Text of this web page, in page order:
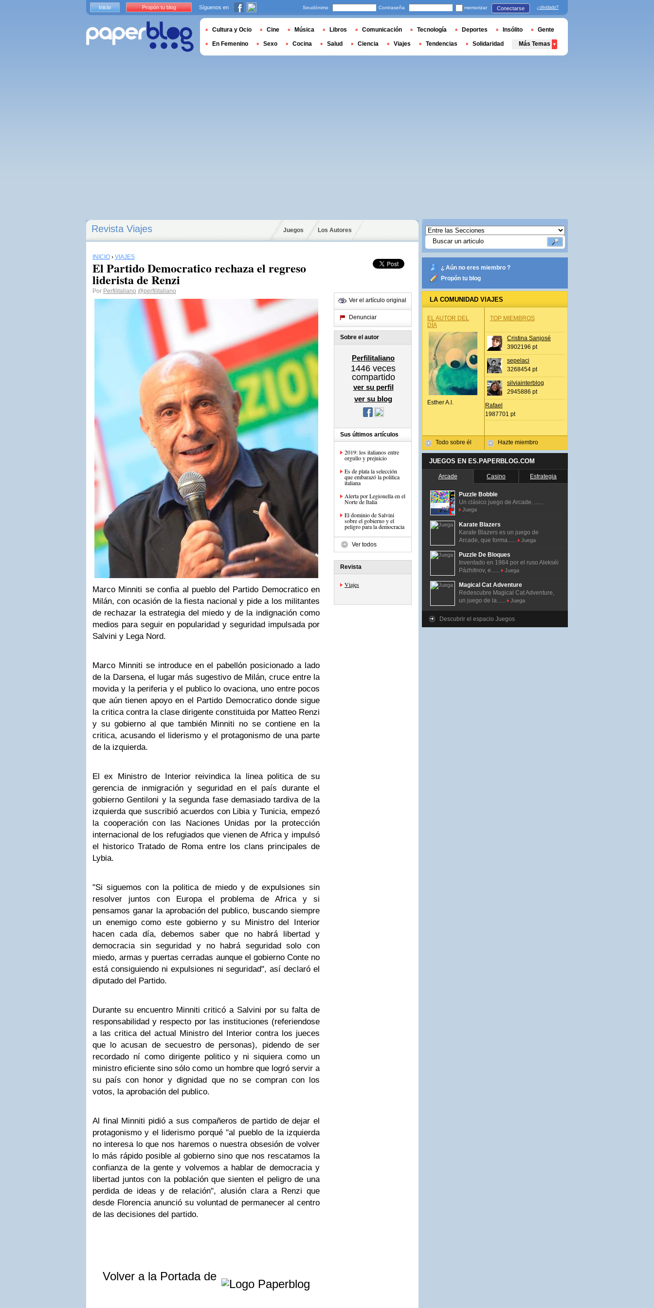
Revista Viajes Juegos Los Autores
INICIO › VIAJES
El Partido Democratico rechaza el regreso
liderista de Renzi
Por Perfilitaliano @perfilitaliano
Marco Minniti se confia al pueblo del Partido Democratico en
Milán, con ocasión de la fiesta nacional y pide a los militantes
de rechazar la estrategia del miedo y de la indignación como
medios para seguir en popularidad y seguridad impulsada por
Salvini y Lega Nord.
Marco Minniti se introduce en el pabellón posicionado a lado
de la Darsena, el lugar más sugestivo de Milán, cruce entre la
movida y la periferia y el publico lo ovaciona, uno entre pocos
que aún tienen apoyo en el Partido Democratico donde sigue
la critica contra la clase dirigente constituida por Matteo Renzi
y su gobierno al que también Minniti no se contiene en la
critica, acusando el liderismo y el protagonismo de una parte
de la izquierda.
El ex Ministro de Interior reivindica la linea politica de su
gerencia de inmigración y seguridad en el país durante el
gobierno Gentiloni y la segunda fase demasiado tardiva de la
izquierda que suscribió acuerdos con Libia y Tunicia, empezó
la cooperación con las Naciones Unidas por la protección
internacional de los refugiados que vienen de Africa y impulsó
el historico Tratado de Roma entre los clans principales de
Lybia.
"Si siguemos con la politica de miedo y de expulsiones sin
resolver juntos con Europa el problema de Africa y si
pensamos ganar la aprobación del publico, buscando siempre
un enemigo como este gobierno y su Ministro del Interior
hacen cada día, debemos saber que no habrá libertad y
democracia sin seguridad y no habrá seguridad solo con
miedo, armas y puertas cerradas aunque el gobierno Conte no
está consiguiendo ni expulsiones ni seguridad", así declaró el
diputado del Partido.
Durante su encuentro Minniti criticó a Salvini por su falta de
responsabilidad y respecto por las instituciones (referiendose
a las critica del actual Ministro del Interior contra los jueces
que lo acusan de secuestro de personas), pidendo de ser
recordado ní como dirigente politico y ni siquiera como un
ministro eficiente sino sólo como un hombre que logró servir a
su país con honor y dignidad que no se compran con los
votos, la aprobación del publico.
Al final Minniti pidió a sus compañeros de partido de dejar el
protagonismo y el liderismo porqué "al pueblo de la izquierda
no interesa lo que nos haremos o nuestra obsesión de volver
lo más rápido posible al gobierno sino que nos rescatamos la
confianza de la gente y volvemos a hablar de democracia y
libertad juntos con la población que sienten el peligro de una
perdida de ideas y de relación", alusión clara a Renzi que
desde Florencia anunció su voluntad de permanecer al centro
de las decisiones del partido.
Volver a la Portada de
Ver el artículo original
Denunciar
Sobre el autor
Perfilitaliano
1446 veces
compartido
ver su perfil
ver su blog
Sus últimos artículos
2019: los italianos entre
orgullo y prejuicio
Es de plata la selección
que embarazó la politica
italiana
Alerta por Legionella en el
Norte de Italia
El dominio de Salvini
sobre el gobierno y el
peligro para la democracia
Ver todos
Revista
Viajes
¿ Aún no eres miembro ?
Propón tu blog
LA COMUNIDAD VIAJES
EL AUTOR DEL
DÍA
Esther A.l.
Todo sobre él
TOP MIEMBROS
Cristina Sanjosé
3902196 pt
sepelaci
3268454 pt
silviainterblog
2945886 pt
Rafael
1987701 pt
Hazte miembro
JUEGOS EN ES.PAPERBLOG.COM
Arcade Casino Estrategia
Puzzle Bobble
Un clásico juego de Arcade. ......
Juega
Karate Blazers
Karate Blazers es un juego de
Arcade, que forma......
Juega
Puzzle De Bloques
Inventado en 1984 por el ruso Alekséi
Pázhitnov, e......
Juega
Magical Cat Adventure
Redescubre Magical Cat Adventure,
un juego de la......
Juega
Descubrir el espacio Juegos
Inicio Propón tu blog Síguenos en Seudónimo Contraseña memorizar Conectarse ¿olvidado?
Cultura y Ocio Cine Música Libros Comunicación Tecnología Deportes Insólito Gente
En Femenino Sexo Cocina Salud Ciencia Viajes Tendencias Solidaridad Más Temas